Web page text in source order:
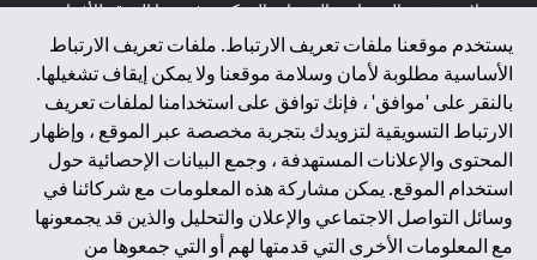
يستخدم موقعنا ملفات تعريف الارتباط. ملفات تعريف الارتباط
الأساسية مطلوبة لأمان وسلامة موقعنا ولا يمكن إيقاف تشغيلها.
بالنقر على 'موافق' ، فإنك توافق على استخدامنا لملفات تعريف
الارتباط التسويقية لتزويدك بتجربة مخصصة عبر الموقع ، وإظهار
المحتوى والإعلانات المستهدفة ، وجمع البيانات الإحصائية حول
استخدام الموقع. يمكن مشاركة هذه المعلومات مع شركائنا في
وسائل التواصل الاجتماعي والإعلان والتحليل والذين قد يجمعونها
مع المعلومات الأخرى التي قدمتها لهم أو التي جمعوها من
لا يتم تقديم المنتجات والخدمات المذكورة في هذا الموقع للأفراد
المقيمين في الاتحاد الأوروبي أو المنطقة الاقتصادية الأوروبية أو
سويسرا أو غيرنسي أو جيرسي أو موناكو أو سان مارينو أو
الفاتيكان أو جزيرة مان أو المملكة المتحدة أو خصوصية البيانات
(لائحة حماية البيانات العامة \ قانون حماية البيانات الشخصية
العامة \ قانون خصوصية نيوزيلندا). المحتوى الموجود في هذه
الصفحة ليس ولا ينبغي تفسيره على أنه عرض أو دعوة أو دعوة
لشراء أو بيع أي من المنتجات والخدمات المذكورة هنا لمثل هؤلاء
الأفراد.
*GDPR – اللائحة العامة لحماية البيانات؛ * LGPD – Lei Geral de